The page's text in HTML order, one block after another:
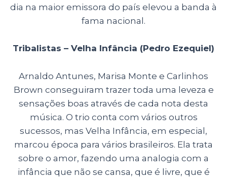
dia na maior emissora do país elevou a banda à
fama nacional.
Tribalistas – Velha Infância (Pedro Ezequiel)
Arnaldo Antunes, Marisa Monte e Carlinhos
Brown conseguiram trazer toda uma leveza e
sensações boas através de cada nota desta
música. O trio conta com vários outros
sucessos, mas Velha Infância, em especial,
marcou época para vários brasileiros. Ela trata
sobre o amor, fazendo uma analogia com a
infância que não se cansa, que é livre, que é